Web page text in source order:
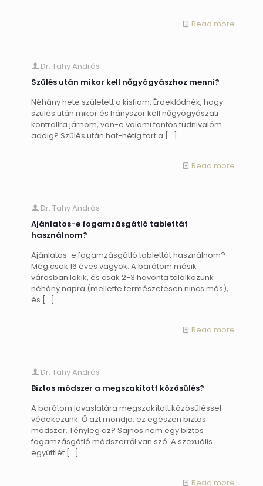
Read more
Dr. Tahy András
Szülés után mikor kell nőgyógyászhoz menni?
Néhány hete született a kisfiam. Érdeklődnék, hogy
szülés után mikor és hányszor kell nőgyógyászati
kontrollra járnom, van-e valami fontos tudnivalóm
addig? Szülés után hat-hétig tart a […]
Read more
Dr. Tahy András
Ajánlatos-e fogamzásgátló tablettát
használnom?
Ajánlatos-e fogamzásgátló tablettát használnom?
Még csak 16 éves vagyok. A barátom másik
városban lakik, és csak 2-3 havonta találkozunk
néhány napra (mellette természetesen nincs más),
és […]
Read more
Dr. Tahy András
Biztos módszer a megszakított közösülés?
A barátom javaslatára megszakított közösüléssel
védekezünk. Ő azt mondja, ez egészen biztos
módszer. Tényleg az? Sajnos nem egy biztos
fogamzásgátló módszerről van szó. A szexuális
együttlét […]
Read more